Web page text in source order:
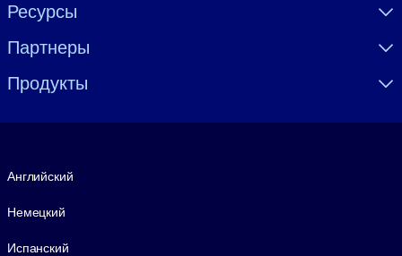
Ресурсы
Партнеры
Продукты
Английский
Немецкий
Испанский